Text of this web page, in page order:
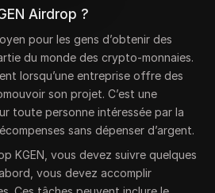
Airdrop ?
pour les gens d’obtenir des
du monde des crypto-monnaies.
lorsqu’une entreprise offre des
son projet. C’est une
toute personne intéressée par la
sans dépenser d’argent.
KGEN, vous devez suivre quelques
vous devez accomplir